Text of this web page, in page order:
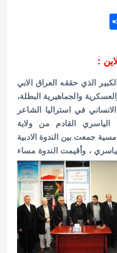
ar
e
:
الذي حققه العراق الابي
والجماهيرية البطلة،
في استراليا الشاعر
الياسري القادم من ولاية
جمعت بين الندوة الادبية
، وأقيمت الندوة مساء